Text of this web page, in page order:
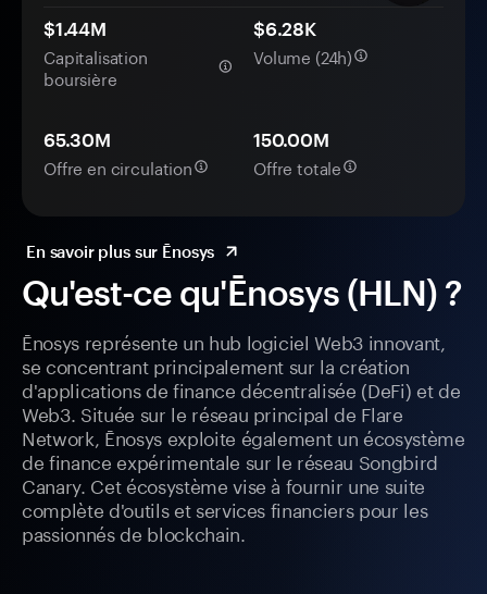
Qu'est-ce qu'Ēnosys (HLN) ?
Ēnosys représente un hub logiciel Web3 innovant,
se concentrant principalement sur la création
d'applications de finance décentralisée (DeFi) et de
Web3. Située sur le réseau principal de Flare
Network, Ēnosys exploite également un écosystème
de finance expérimentale sur le réseau Songbird
Canary. Cet écosystème vise à fournir une suite
complète d'outils et services financiers pour les
passionnés de blockchain.
$1.44M
Capitalisation
boursière
$6.28K
Volume (24h)
65.30M
Offre en circulation
150.00M
Offre totale
En savoir plus sur Ēnosys